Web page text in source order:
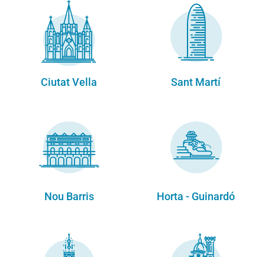
Ciutat Vella Sant Martí
Nou Barris Horta - Guinardó